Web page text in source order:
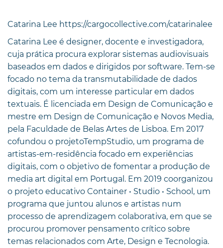
Catarina Lee https://cargocollective.com/catarinalee
Catarina Lee é designer, docente e investigadora,
cuja prática procura explorar sistemas audiovisuais
baseados em dados e dirigidos por software. Tem-se
focado no tema da transmutabilidade de dados
digitais, com um interesse particular em dados
textuais. É licenciada em Design de Comunicação e
mestre em Design de Comunicação e Novos Media,
pela Faculdade de Belas Artes de Lisboa. Em 2017
cofundou o projetoTempStudio, um programa de
artistas-em-residência focado em experiências
digitais, com o objetivo de fomentar a produção de
media art digital em Portugal. Em 2019 coorganizou
o projeto educativo Container • Studio • School, um
programa que juntou alunos e artistas num
processo de aprendizagem colaborativa, em que se
procurou promover pensamento crítico sobre
temas relacionados com Arte, Design e Tecnologia.